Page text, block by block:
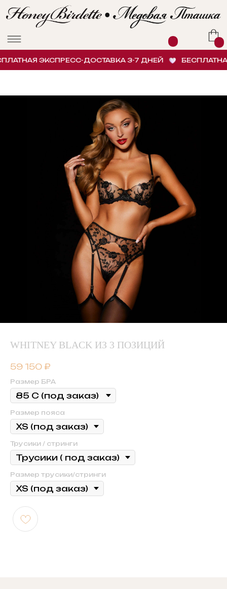
ЭКСПРЕСС-ДОСТАВКА 3-7 ДНЕЙ
WHITNEY BLACK ИЗ 3 ПОЗИЦИЙ
59 150 ₽
Размер БРА
Размер пояса
Трусики / стринги
Размер трусики/стринги